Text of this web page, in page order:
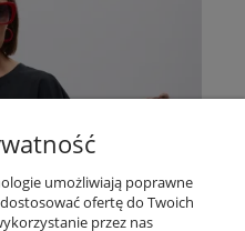
umożliwiają poprawne
ofertę do Twoich
przez nas